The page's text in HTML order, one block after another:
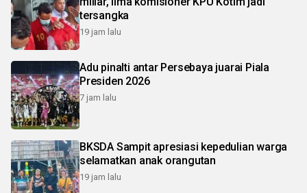
tersangka
19 jam lalu
Adu pinalti antar Persebaya juarai Piala
Presiden 2026
7 jam lalu
BKSDA Sampit apresiasi kepedulian warga
selamatkan anak orangutan
19 jam lalu